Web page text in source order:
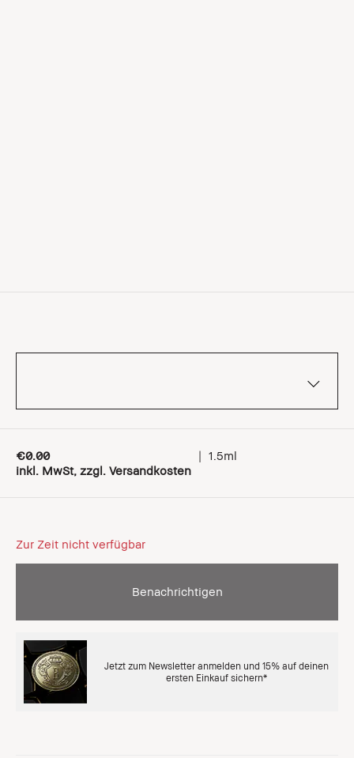
€0.00
inkl. MwSt, zzgl. Versandkosten
| 1.5ml
Zur Zeit nicht verfügbar
Benachrichtigen
Jetzt zum Newsletter anmelden und 15% auf deinen
ersten Einkauf sichern*